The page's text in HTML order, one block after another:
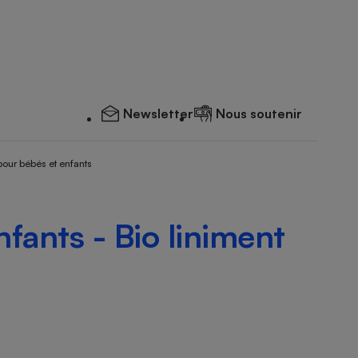
Newsletter Nous soutenir
bébés et enfants
- Bio liniment